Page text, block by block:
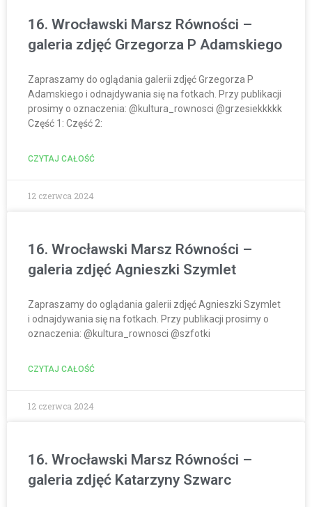
16. Wrocławski Marsz Równości –
galeria zdjęć Grzegorza P Adamskiego
Zapraszamy do oglądania galerii zdjęć Grzegorza P
Adamskiego i odnajdywania się na fotkach. Przy publikacji
prosimy o oznaczenia: @kultura_rownosci @grzesiekkkkk
Część 1: Część 2:
CZYTAJ CAŁOŚĆ
12 czerwca 2024
16. Wrocławski Marsz Równości –
galeria zdjęć Agnieszki Szymlet
Zapraszamy do oglądania galerii zdjęć Agnieszki Szymlet
i odnajdywania się na fotkach. Przy publikacji prosimy o
oznaczenia: @kultura_rownosci @szfotki
CZYTAJ CAŁOŚĆ
12 czerwca 2024
16. Wrocławski Marsz Równości –
galeria zdjęć Katarzyny Szwarc